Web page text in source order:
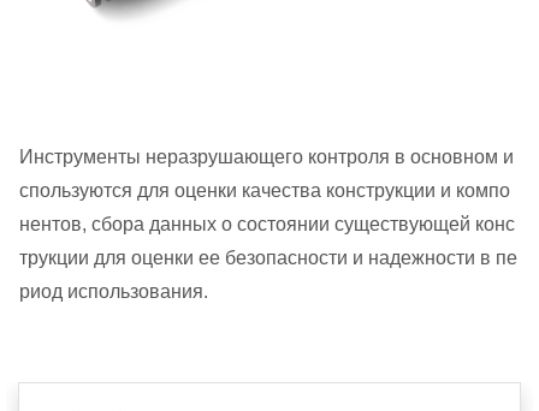
Инструменты неразрушающего контроля в основном и
спользуются для оценки качества конструкции и компо
нентов, сбора данных о состоянии существующей конс
трукции для оценки ее безопасности и надежности в пе
риод использования.